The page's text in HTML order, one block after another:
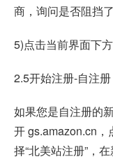
商，询问是否阻挡
5)点击当前界面下方
2.5开始注册-自注册
如果您是自注册的
开 gs.amazon.cn，
择“北美站注册”，